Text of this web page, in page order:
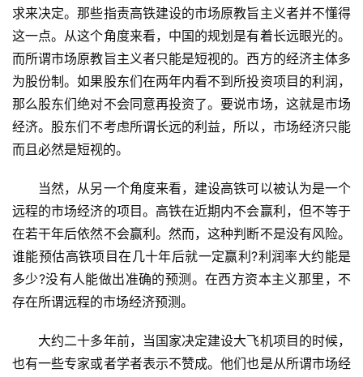
求来决定。那些指责高铁建设的市场原教旨主义者并不懂得
这一点。从这个角度来看，中国的规划是有着长远眼光的。
而所谓市场原教旨主义者只能是短视的。西方的经济主体多
为股份制。如果股东们在两年内看不到所投资项目的利润，
那么股东们绝对不会同意再投资了。要说市场，这就是市场
经济。股东们不考虑所谓长远的利益，所以，市场经济只能
而且必然是短视的。
当然，从另一个角度来看，建设高铁可以被认为是一个
远程的市场经济的项目。高铁在近期内不会赢利，但不等于
在若干年后依然不会赢利。然而，这种判断不是没有风险。
谁能预估高铁项目在几十年后就一定赢利?利润率大约能是
多少?没有人能做出准确的预测。在西方资本主义那里，不
存在所谓远程的市场经济预测。
大约二十多年前，当国家决定建设大飞机项目的时候，
也有一些专家或者学者表示不赞成。他们也是从所谓市场经